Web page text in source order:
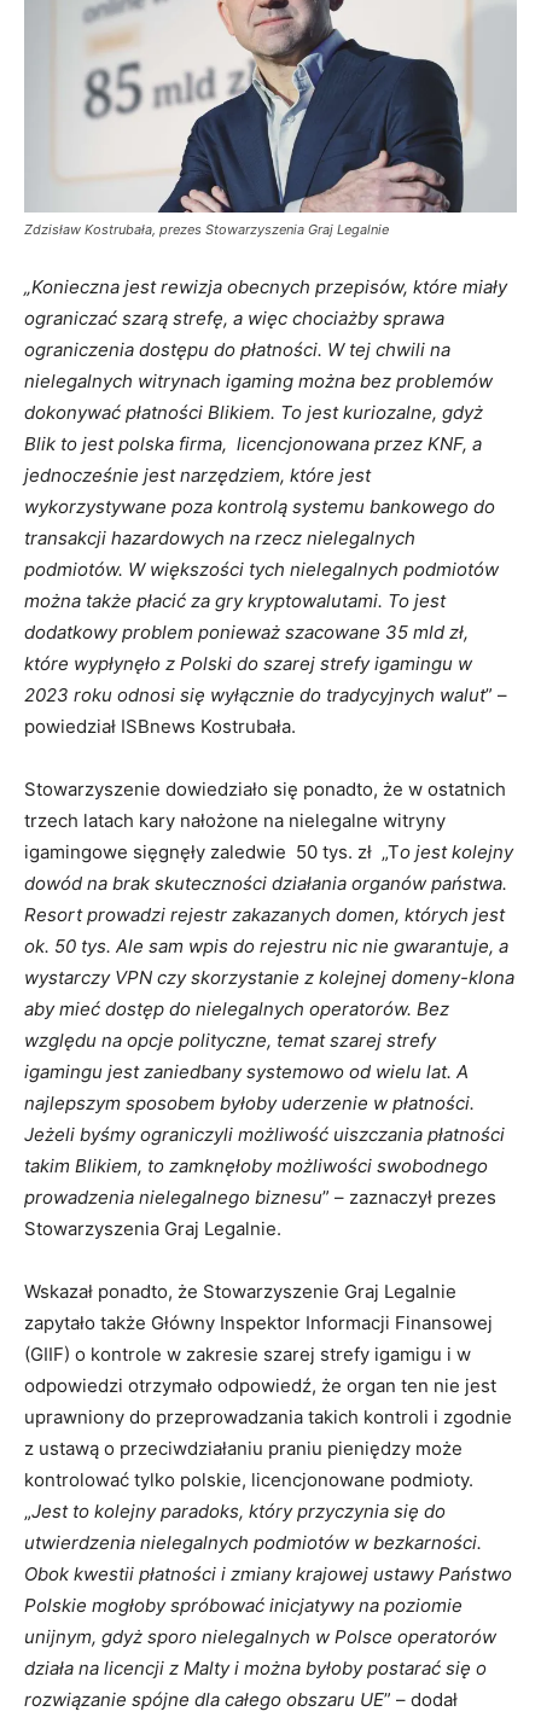
Zdzisław Kostrubała, prezes Stowarzyszenia Graj Legalnie
„Konieczna jest rewizja obecnych przepisów, które miały
ograniczać szarą strefę, a więc chociażby sprawa
ograniczenia dostępu do płatności. W tej chwili na
nielegalnych witrynach igaming można bez problemów
dokonywać płatności Blikiem. To jest kuriozalne, gdyż
Blik to jest polska firma, licencjonowana przez KNF, a
jednocześnie jest narzędziem, które jest
wykorzystywane poza kontrolą systemu bankowego do
transakcji hazardowych na rzecz nielegalnych
podmiotów. W większości tych nielegalnych podmiotów
można także płacić za gry kryptowalutami. To jest
dodatkowy problem ponieważ szacowane 35 mld zł,
które wypłynęło z Polski do szarej strefy igamingu w
2023 roku odnosi się wyłącznie do tradycyjnych walut” –
powiedział ISBnews Kostrubała.
Stowarzyszenie dowiedziało się ponadto, że w ostatnich
trzech latach kary nałożone na nielegalne witryny
igamingowe sięgnęły zaledwie 50 tys. zł „To jest kolejny
dowód na brak skuteczności działania organów państwa.
Resort prowadzi rejestr zakazanych domen, których jest
ok. 50 tys. Ale sam wpis do rejestru nic nie gwarantuje, a
wystarczy VPN czy skorzystanie z kolejnej domeny-klona
aby mieć dostęp do nielegalnych operatorów. Bez
względu na opcje polityczne, temat szarej strefy
igamingu jest zaniedbany systemowo od wielu lat. A
najlepszym sposobem byłoby uderzenie w płatności.
Jeżeli byśmy ograniczyli możliwość uiszczania płatności
takim Blikiem, to zamknęłoby możliwości swobodnego
prowadzenia nielegalnego biznesu” – zaznaczył prezes
Stowarzyszenia Graj Legalnie.
Wskazał ponadto, że Stowarzyszenie Graj Legalnie
zapytało także Główny Inspektor Informacji Finansowej
(GIIF) o kontrole w zakresie szarej strefy igamigu i w
odpowiedzi otrzymało odpowiedź, że organ ten nie jest
uprawniony do przeprowadzania takich kontroli i zgodnie
z ustawą o przeciwdziałaniu praniu pieniędzy może
kontrolować tylko polskie, licencjonowane podmioty.
„Jest to kolejny paradoks, który przyczynia się do
utwierdzenia nielegalnych podmiotów w bezkarności.
Obok kwestii płatności i zmiany krajowej ustawy Państwo
Polskie mogłoby spróbować inicjatywy na poziomie
unijnym, gdyż sporo nielegalnych w Polsce operatorów
działa na licencji z Malty i można byłoby postarać się o
rozwiązanie spójne dla całego obszaru UE” – dodał